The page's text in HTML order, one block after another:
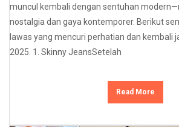
muncul kembali dengan sentuhan
nostalgia dan gaya kontemporer. Berikut
lawas yang mencuri perhatian dan kembali
2025. 1. Skinny JeansSetelah
Read More